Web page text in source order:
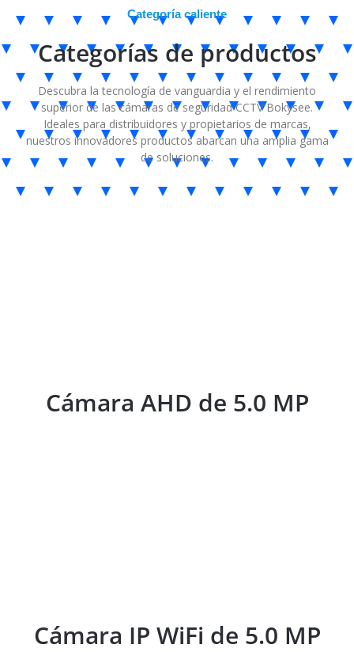
Categoría caliente
Categorías de productos
Descubra la tecnología de vanguardia y el rendimiento
superior de las cámaras de seguridad CCTV Bokysee.
Ideales para distribuidores y propietarios de marcas,
nuestros innovadores productos abarcan una amplia gama
de soluciones.
Cámara AHD de 5.0 MP
Cámara IP WiFi de 5.0 MP